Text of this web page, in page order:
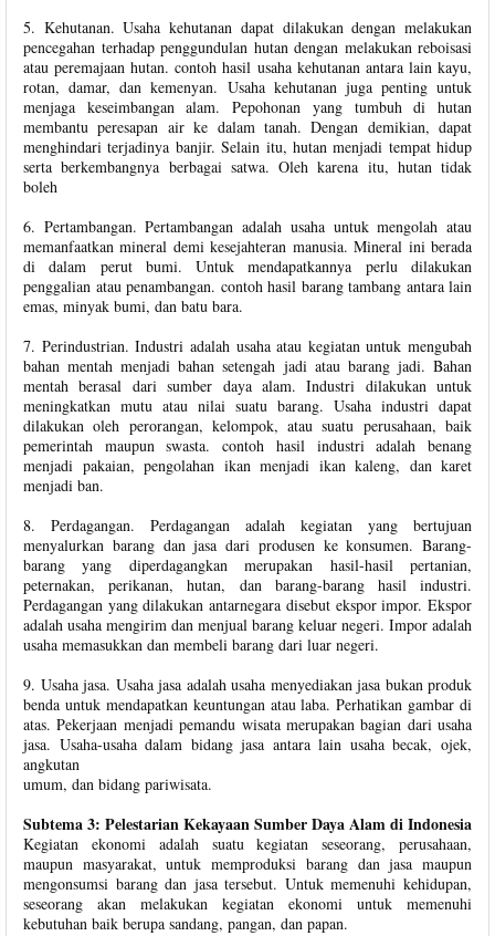
5. Kehutanan. Usaha kehutanan dapat dilakukan dengan melakukan
pencegahan terhadap penggundulan hutan dengan melakukan reboisasi
atau peremajaan hutan. contoh hasil usaha kehutanan antara lain kayu,
rotan, damar, dan kemenyan. Usaha kehutanan juga penting untuk
menjaga keseimbangan alam. Pepohonan yang tumbuh di hutan
membantu peresapan air ke dalam tanah. Dengan demikian, dapat
menghindari terjadinya banjir. Selain itu, hutan menjadi tempat hidup
serta berkembangnya berbagai satwa. Oleh karena itu, hutan tidak
boleh
6. Pertambangan. Pertambangan adalah usaha untuk mengolah atau
memanfaatkan mineral demi kesejahteran manusia. Mineral ini berada
di dalam perut bumi. Untuk mendapatkannya perlu dilakukan
penggalian atau penambangan. contoh hasil barang tambang antara lain
emas, minyak bumi, dan batu bara.
7. Perindustrian. Industri adalah usaha atau kegiatan untuk mengubah
bahan mentah menjadi bahan setengah jadi atau barang jadi. Bahan
mentah berasal dari sumber daya alam. Industri dilakukan untuk
meningkatkan mutu atau nilai suatu barang. Usaha industri dapat
dilakukan oleh perorangan, kelompok, atau suatu perusahaan, baik
pemerintah maupun swasta. contoh hasil industri adalah benang
menjadi pakaian, pengolahan ikan menjadi ikan kaleng, dan karet
menjadi ban.
8. Perdagangan. Perdagangan adalah kegiatan yang bertujuan
menyalurkan barang dan jasa dari produsen ke konsumen. Barang-
barang yang diperdagangkan merupakan hasil-hasil pertanian,
peternakan, perikanan, hutan, dan barang-barang hasil industri.
Perdagangan yang dilakukan antarnegara disebut ekspor impor. Ekspor
adalah usaha mengirim dan menjual barang keluar negeri. Impor adalah
usaha memasukkan dan membeli barang dari luar negeri.
9. Usaha jasa. Usaha jasa adalah usaha menyediakan jasa bukan produk
benda untuk mendapatkan keuntungan atau laba. Perhatikan gambar di
atas. Pekerjaan menjadi pemandu wisata merupakan bagian dari usaha
jasa. Usaha-usaha dalam bidang jasa antara lain usaha becak, ojek,
angkutan
umum, dan bidang pariwisata.
Subtema 3: Pelestarian Kekayaan Sumber Daya Alam di Indonesia
Kegiatan ekonomi adalah suatu kegiatan seseorang, perusahaan,
maupun masyarakat, untuk memproduksi barang dan jasa maupun
mengonsumsi barang dan jasa tersebut. Untuk memenuhi kehidupan,
seseorang akan melakukan kegiatan ekonomi untuk memenuhi
kebutuhan baik berupa sandang, pangan, dan papan.